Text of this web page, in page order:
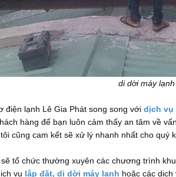
di dời máy
điện lạnh Lê Gia Phát song song với dịch vụ
hàng để bạn luôn cảm thấy an tâm về
cũng cam kết sẽ xử lý nhanh nhất cho quý
tổ chức thường xuyên các chương trình
vụ lắp đặt, di dời máy lạnh hoặc các